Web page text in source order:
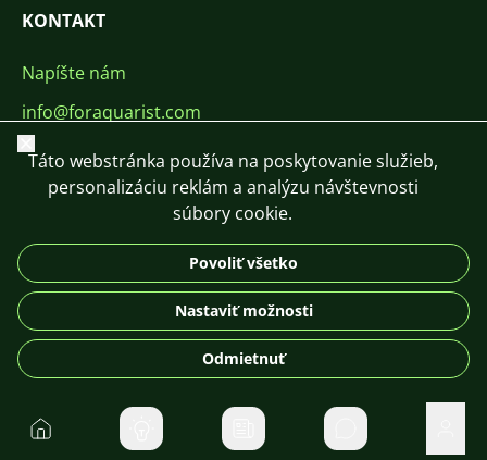
KONTAKT
Napíšte nám
info@foraquarist.com
+420 603 449 602
DE
© 2026 For Aquarist
Domov Súkromné správy
Zavrieť
Táto webstránka používa na poskytovanie služieb,
personalizáciu reklám a analýzu návštevnosti
súbory cookie.
Povoliť všetko
Nastaviť možnosti
Odmietnuť